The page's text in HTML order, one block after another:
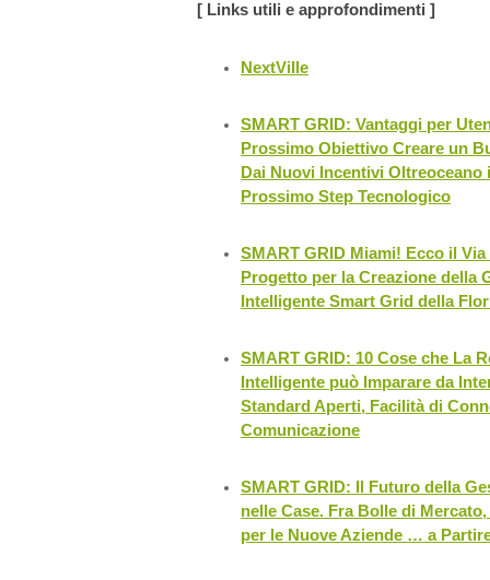
[ Links utili e approfondimenti ]
NextVille
SMART GRID: Vantaggi per
Prossimo Obiettivo Creare un
Dai Nuovi Incentivi Oltreoceano
Prossimo Step Tecnologico
SMART GRID Miami! Ecco il
Progetto per la Creazione della
Intelligente Smart Grid della
SMART GRID: 10 Cose che La
Intelligente può Imparare da
Standard Aperti, Facilità di
Comunicazione
SMART GRID: Il Futuro della
nelle Case. Fra Bolle di
per le Nuove Aziende … a